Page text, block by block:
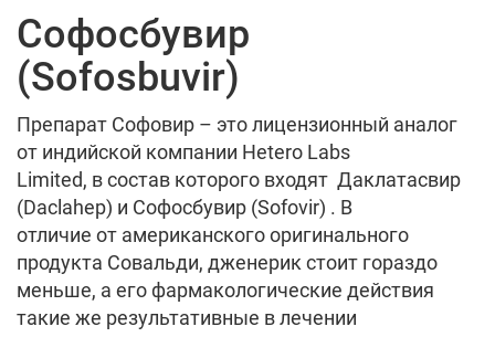
Софосбувир
(Sofosbuvir)
Препарат Софовир – это лицензионный аналог
от индийской компании Hetero Labs
Limited, в состав которого входят Даклатасвир
(Daclahep) и Cофосбувир (Sofovir) . В
отличие от американского оригинального
продукта Совальди, дженерик стоит гораздо
меньше, а его фармакологические действия
такие же результативные в лечении